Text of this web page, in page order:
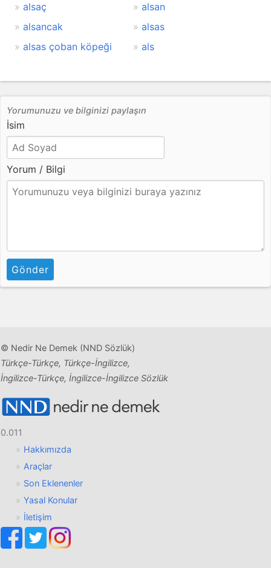
alsaç
alsan
alsancak
alsas
alsas çoban köpeği
als
Yorumunuzu ve bilginizi paylaşın
İsim
Yorum / Bilgi
Gönder
© Nedir Ne Demek (NND Sözlük)
Türkçe-Türkçe, Türkçe-İngilizce,
İngilizce-Türkçe, İngilizce-İngilizce Sözlük
0.011
Hakkımızda
Araçlar
Son Eklenenler
Yasal Konular
İletişim